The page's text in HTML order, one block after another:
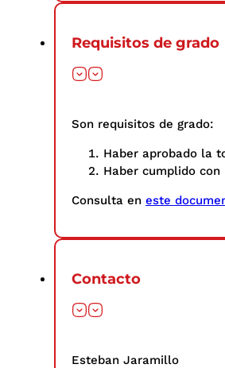
Requisitos de grado
Son requisitos de grado:
Haber aprobado la
Haber cumplido
Consulta en este
Contacto
Esteban Jaramillo